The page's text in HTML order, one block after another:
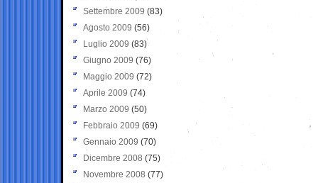
Settembre 2009 (83)
Agosto 2009 (56)
Luglio 2009 (83)
Giugno 2009 (76)
Maggio 2009 (72)
Aprile 2009 (74)
Marzo 2009 (50)
Febbraio 2009 (69)
Gennaio 2009 (70)
Dicembre 2008 (75)
Novembre 2008 (77)